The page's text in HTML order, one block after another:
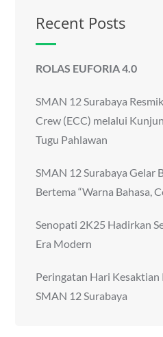
Recent Posts
ROLAS EUFORIA 4.0
SMAN 12 Surabaya
Crew (ECC) melalui
Tugu Pahlawan
SMAN 12 Surabaya Gelar
Bertema “Warna Bahasa,
Senopati 2K25 Hadirkan
Era Modern
Peringatan Hari Kesaktian
SMAN 12 Surabaya